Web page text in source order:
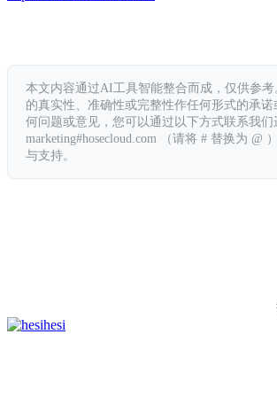
本文内容通过AI工具智能整合而成，仅供参
的真实性、准确性或完整性作任何形式的承
何问题或意见，您可以通过以下方式联系我们
marketing#hosecloud.com （请将 # 替换为 @
与支持。
hesi